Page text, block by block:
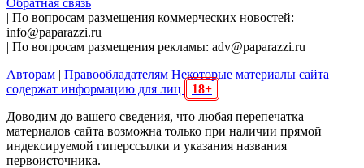
| По вопросам размещения коммерческих новостей:
info@paparazzi.ru
| По вопросам размещения рекламы: adv@paparazzi.ru
Авторам | Правообладателям Некоторые материалы сайта
содержат информацию для лиц
18+
Доводим до вашего сведения, что любая перепечатка
материалов сайта возможна только при наличии прямой
индексируемой гиперссылки и указания названия
первоисточника.